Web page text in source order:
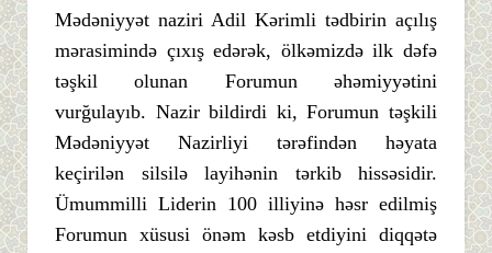
Mədəniyyət naziri Adil Kərimli tədbirin açılış
mərasimində çıxış edərək, ölkəmizdə ilk dəfə
təşkil olunan Forumun əhəmiyyətini
vurğulayıb. Nazir bildirdi ki, Forumun təşkili
Mədəniyyət Nazirliyi tərəfindən həyata
keçirilən silsilə layihənin tərkib hissəsidir.
Ümummilli Liderin 100 illiyinə həsr edilmiş
Forumun xüsusi önəm kəsb etdiyini diqqətə